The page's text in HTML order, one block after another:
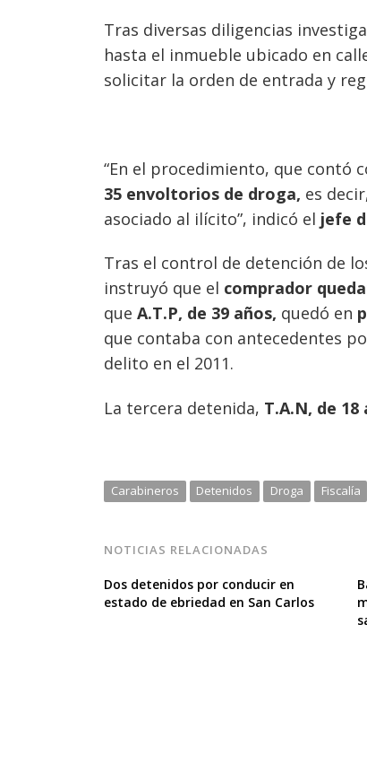
Tras diversas diligencias
hasta el inmueble ubicado en
solicitar la orden de entrada y
“En el procedimiento, que contó
35 envoltorios de droga, es
asociado al ilícito”, indicó el jefe
Tras el control de detención de
instruyó que el comprador
que A.T.P, de 39 años, quedó en
que contaba con antecedentes
delito en el 2011.
La tercera detenida, T.A.N, de
Carabineros Detenidos Droga Fiscalía
NOTICIAS RELACIONADAS
Dos detenidos por conducir en
estado de ebriedad en San Carlos
Navegación